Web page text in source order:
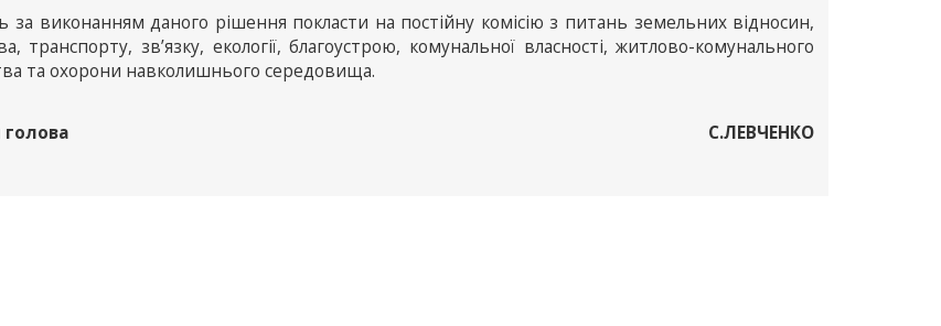
за виконанням даного рішення покласти на постійну комісію з питань земельних відносин,
транспорту, зв’язку, екології, благоустрою, комунальної власності, житлово-комунального
та охорони навколишнього середовища.
голова С.ЛЕВЧЕНКО